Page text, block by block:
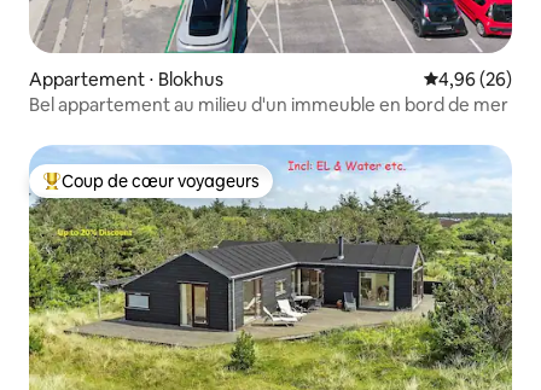
Appartement ⋅ Blokhus Évaluation
4,96 (26)
Bel appartement au milieu d'un immeuble en bord de mer
Coups de cœur voyageurs les plus appréciés
Coup de cœur voyageurs